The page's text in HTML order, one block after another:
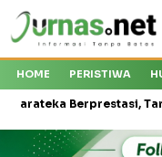
HOME PERISTIWA
Berprestasi, Target